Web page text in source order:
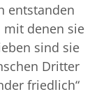
entstanden
mit denen sie
sind sie
Dritter
friedlich“